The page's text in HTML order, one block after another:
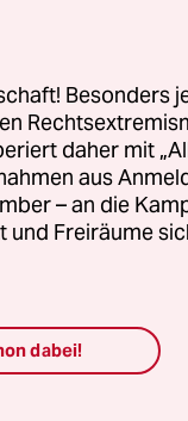
Besonders
daher mit
aus
– an die
Freiräume
dabei!